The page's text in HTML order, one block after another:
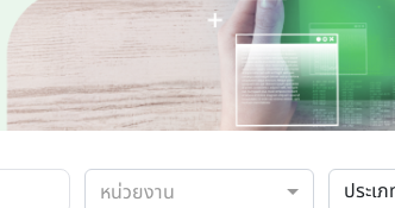
หน่วยงาน